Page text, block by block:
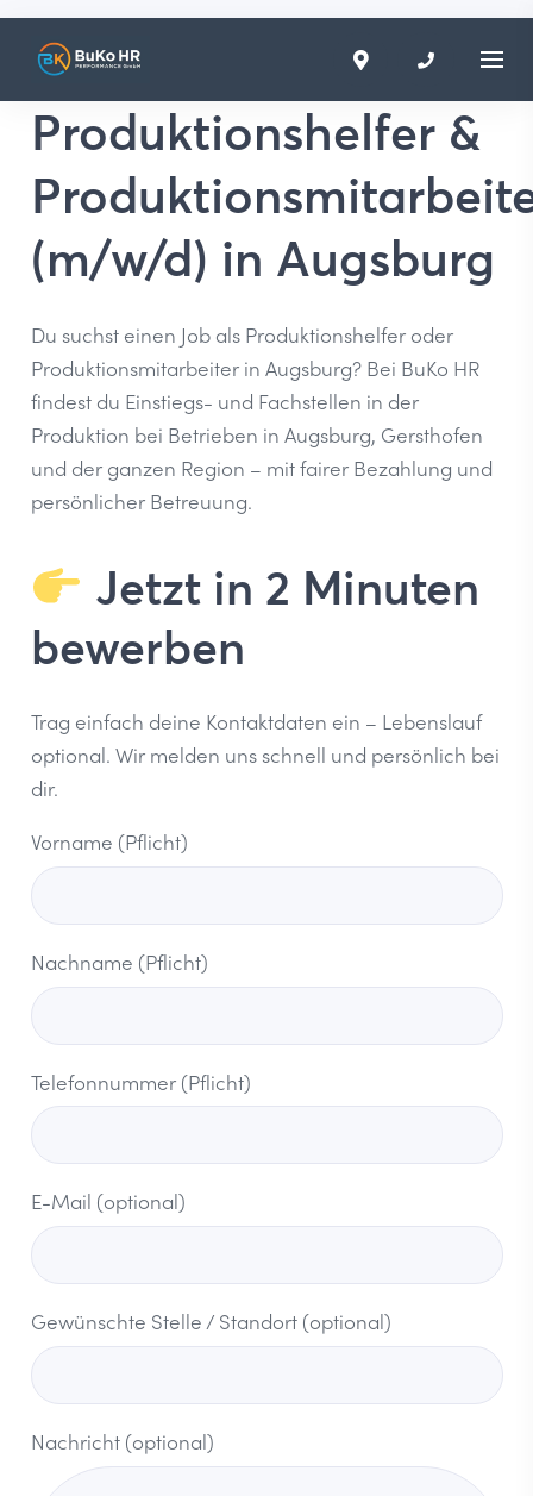
Produktionshelfer &
(m/w/d) in Augsburg
Du suchst einen Job als Produktionshelfer oder
Produktionsmitarbeiter in Augsburg? Bei BuKo HR
findest du Einstiegs- und Fachstellen in der
Produktion bei Betrieben in Augsburg, Gersthofen
und der ganzen Region – mit fairer Bezahlung und
persönlicher Betreuung.
Jetzt in 2 Minuten
bewerben
Trag einfach deine Kontaktdaten ein – Lebenslauf
optional. Wir melden uns schnell und persönlich bei
dir.
Vorname (Pflicht)
Nachname (Pflicht)
Telefonnummer (Pflicht)
E-Mail (optional)
Gewünschte Stelle / Standort (optional)
Nachricht (optional)